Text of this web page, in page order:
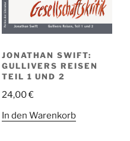
JONATHAN SWIFT:
GULLIVERS REISEN
TEIL 1 UND 2
24,00€
In den Warenkorb